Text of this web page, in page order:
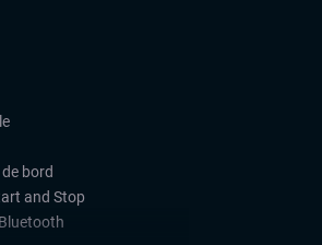
bord
and Stop